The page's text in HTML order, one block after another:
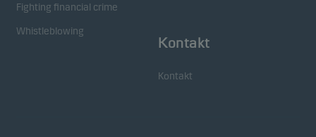
Fighting financial crime
Whistleblowing
Kontakt
Kontakt